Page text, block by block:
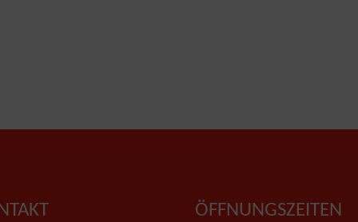
ÖFFNUNGSZEITEN